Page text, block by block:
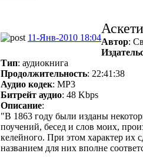
11-Янв-2010 18:04Автор:
Тип: аудиокнига
Продолжительность: 22:41:38
Аудио кодек: MP3
Битрейт аудио: 48 Kbps
Описание:
"В 1863 году были изданы
поучений, бесед и слов моих,
келейного. При этом характер их
названием для них вполне